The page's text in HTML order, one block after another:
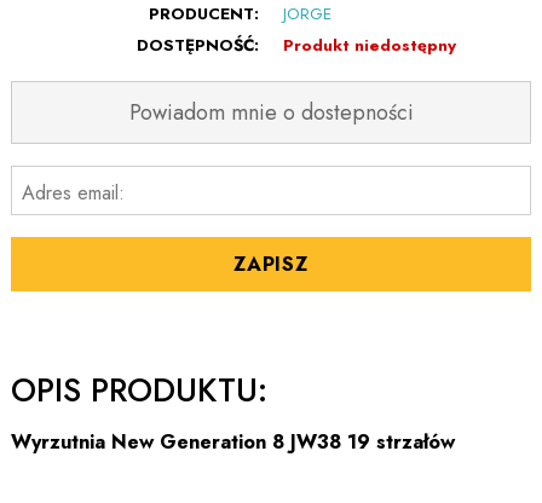
PRODUCENT:
JORGE
DOSTĘPNOŚĆ:
Produkt niedostępny
Powiadom mnie o dostepności
Adres email:
ZAPISZ
OPIS PRODUKTU:
Wyrzutnia New Generation 8 JW38 19 strzałów